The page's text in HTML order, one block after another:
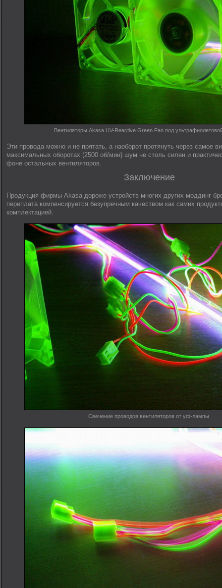
Вентиляторы Akasa UV-Reactive Green Fan под
Эти провода можно и не прятать, а наоборот протянуть через самое
максимальных оборотах (2500 об/мин) шум не столь силен и
фоне остальных вентиляторов.
Заключение
Продукция фирмы Akasa дороже устройств многих других моддинг
переплата компенсируется безупречным качеством как самих
комплектацией.
Свечение проводов вентиляторов от уф-лампы